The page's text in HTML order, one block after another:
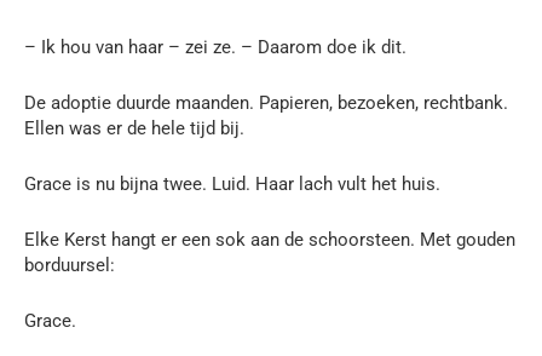
– Ik hou van haar – zei ze. – Daarom doe ik dit.
De adoptie duurde maanden. Papieren, bezoeken, rechtbank.
Ellen was er de hele tijd bij.
Grace is nu bijna twee. Luid. Haar lach vult het huis.
Elke Kerst hangt er een sok aan de schoorsteen. Met gouden
borduursel:
Grace.